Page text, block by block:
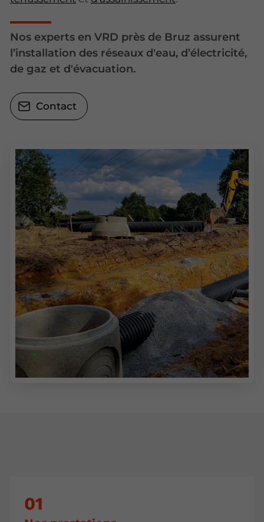
Nos experts en VRD près de Bruz assurent
l’installation des réseaux d'eau, d’électricité,
de gaz et d'évacuation.
Contact